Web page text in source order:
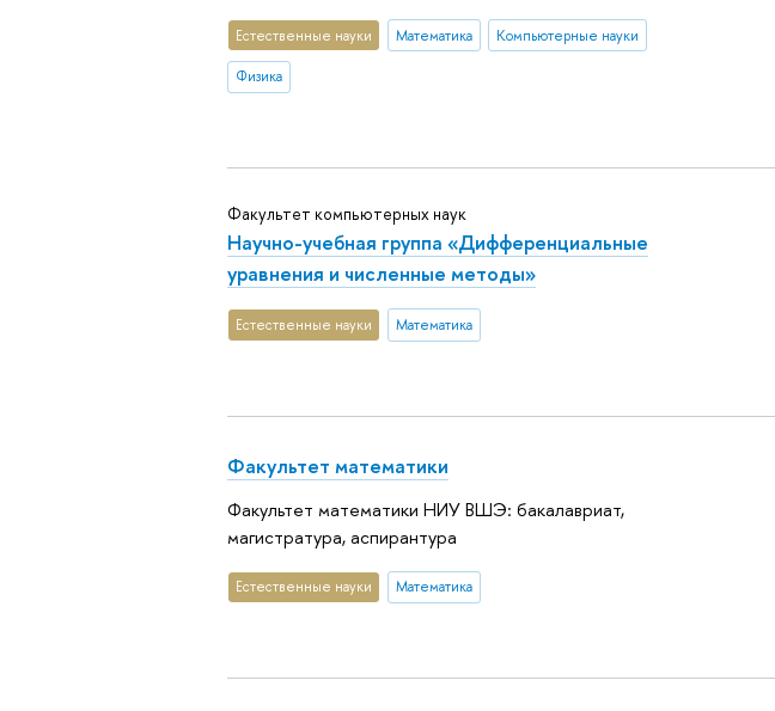
Естественные науки Математика Компьютерные науки
Физика
Факультет компьютерных наук
Научно-учебная группа «Дифференциальные
уравнения и численные методы»
Естественные науки Математика
Факультет математики
Факультет математики НИУ ВШЭ: бакалавриат,
магистратура, аспирантура
Естественные науки Математика